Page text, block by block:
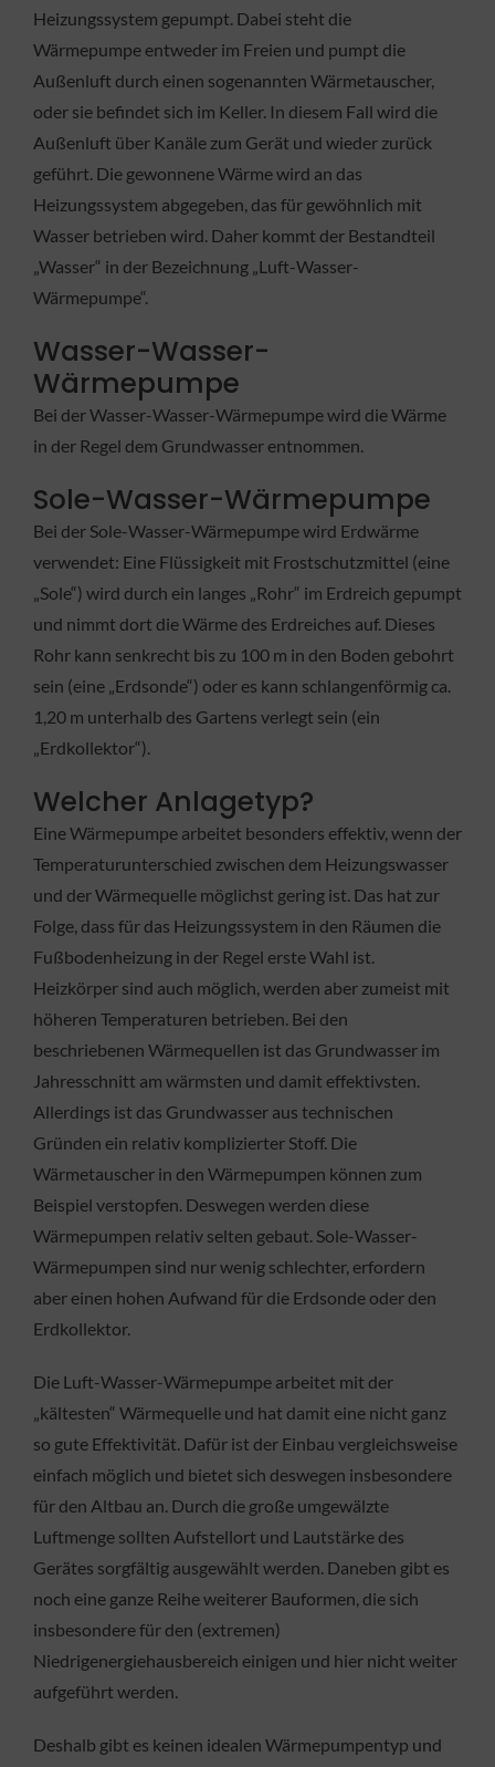
Heizungssystem gepumpt. Dabei steht die
Wärmepumpe entweder im Freien und pumpt die
Außenluft durch einen sogenannten Wärmetauscher,
oder sie befindet sich im Keller. In diesem Fall wird die
Außenluft über Kanäle zum Gerät und wieder zurück
geführt. Die gewonnene Wärme wird an das
Heizungssystem abgegeben, das für gewöhnlich mit
Wasser betrieben wird. Daher kommt der Bestandteil
„Wasser“ in der Bezeichnung „Luft-Wasser-
Wärmepumpe“.
Wasser-Wasser-
Wärmepumpe
Bei der Wasser-Wasser-Wärmepumpe wird die Wärme
in der Regel dem Grundwasser entnommen.
Sole-Wasser-Wärmepumpe
Bei der Sole-Wasser-Wärmepumpe wird Erdwärme
verwendet: Eine Flüssigkeit mit Frostschutzmittel (eine
„Sole“) wird durch ein langes „Rohr“ im Erdreich gepumpt
und nimmt dort die Wärme des Erdreiches auf. Dieses
Rohr kann senkrecht bis zu 100 m in den Boden gebohrt
sein (eine „Erdsonde“) oder es kann schlangenförmig ca.
1,20 m unterhalb des Gartens verlegt sein (ein
„Erdkollektor“).
Welcher Anlagetyp?
Eine Wärmepumpe arbeitet besonders effektiv, wenn der
Temperaturunterschied zwischen dem Heizungswasser
und der Wärmequelle möglichst gering ist. Das hat zur
Folge, dass für das Heizungssystem in den Räumen die
Fußbodenheizung in der Regel erste Wahl ist.
Heizkörper sind auch möglich, werden aber zumeist mit
höheren Temperaturen betrieben. Bei den
beschriebenen Wärmequellen ist das Grundwasser im
Jahresschnitt am wärmsten und damit effektivsten.
Allerdings ist das Grundwasser aus technischen
Gründen ein relativ komplizierter Stoff. Die
Wärmetauscher in den Wärmepumpen können zum
Beispiel verstopfen. Deswegen werden diese
Wärmepumpen relativ selten gebaut. Sole-Wasser-
Wärmepumpen sind nur wenig schlechter, erfordern
aber einen hohen Aufwand für die Erdsonde oder den
Erdkollektor.
Die Luft-Wasser-Wärmepumpe arbeitet mit der
„kältesten“ Wärmequelle und hat damit eine nicht ganz
so gute Effektivität. Dafür ist der Einbau vergleichsweise
einfach möglich und bietet sich deswegen insbesondere
für den Altbau an. Durch die große umgewälzte
Luftmenge sollten Aufstellort und Lautstärke des
Gerätes sorgfältig ausgewählt werden. Daneben gibt es
noch eine ganze Reihe weiterer Bauformen, die sich
insbesondere für den (extremen)
Niedrigenergiehausbereich einigen und hier nicht weiter
aufgeführt werden.
Deshalb gibt es keinen idealen Wärmepumpentyp und